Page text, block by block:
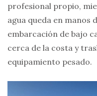
profesional propio,
agua queda en manos
embarcación de bajo
cerca de la costa y
equipamiento pesado.